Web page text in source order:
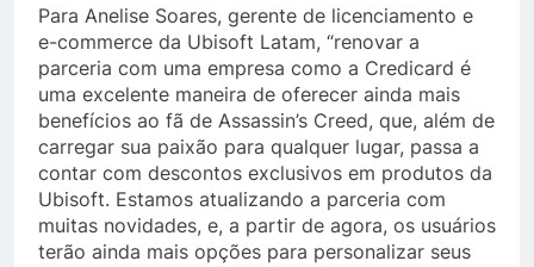
Para Anelise Soares, gerente de licenciamento e
e-commerce da Ubisoft Latam, “renovar a
parceria com uma empresa como a Credicard é
uma excelente maneira de oferecer ainda mais
benefícios ao fã de Assassin’s Creed, que, além de
carregar sua paixão para qualquer lugar, passa a
contar com descontos exclusivos em produtos da
Ubisoft. Estamos atualizando a parceria com
muitas novidades, e, a partir de agora, os usuários
terão ainda mais opções para personalizar seus